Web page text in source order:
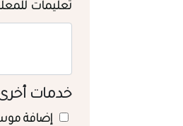
تعليمات
خدمات
إضافة